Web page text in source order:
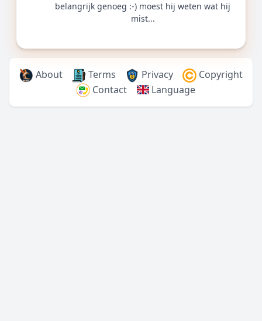
belangrijk genoeg :-) moest hij weten wat hij
mist...
About Terms Privacy
Copyright
Contact
Language